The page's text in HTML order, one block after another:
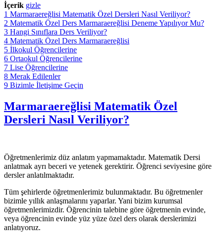
İçerik gizle
1 Marmaraereğlisi Matematik Özel Dersleri Nasıl Veriliyor?
2 Matematik Özel Ders Marmaraereğlisi Deneme Yapılıyor Mu?
3 Hangi Sınıflara Ders Veriliyor?
4 Matematik Özel Ders Marmaraereğlisi
5 İlkokul Öğrencilerine
6 Ortaokul Öğrencilerine
7 Lise Öğrencilerine
8 Merak Edilenler
9 Bizimle İletişime Geçin
Marmaraereğlisi Matematik Özel
Dersleri Nasıl Veriliyor?
Öğretmenlerimiz düz anlatım yapmamaktadır. Matematik Dersi
anlatmak ayrı beceri ve yetenek gerektirir. Öğrenci seviyesine göre
dersler anlatılmaktadır.
Tüm şehirlerde öğretmenlerimiz bulunmaktadır. Bu öğretmenler
bizimle yıllık anlaşmalarını yaparlar. Yani bizim kurumsal
öğretmenlerimizdir. Öğrencinin talebine göre öğretmenin evinde,
veya öğrencinin evinde yüz yüze özel ders olarak derslerimizi
anlatıyoruz.